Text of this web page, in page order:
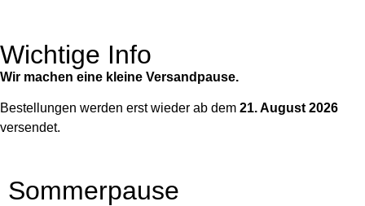
Wichtige Info
Wir machen eine kleine Versandpause.
Bestellungen werden erst wieder ab dem 21. August 2026
versendet.
Sommerpause